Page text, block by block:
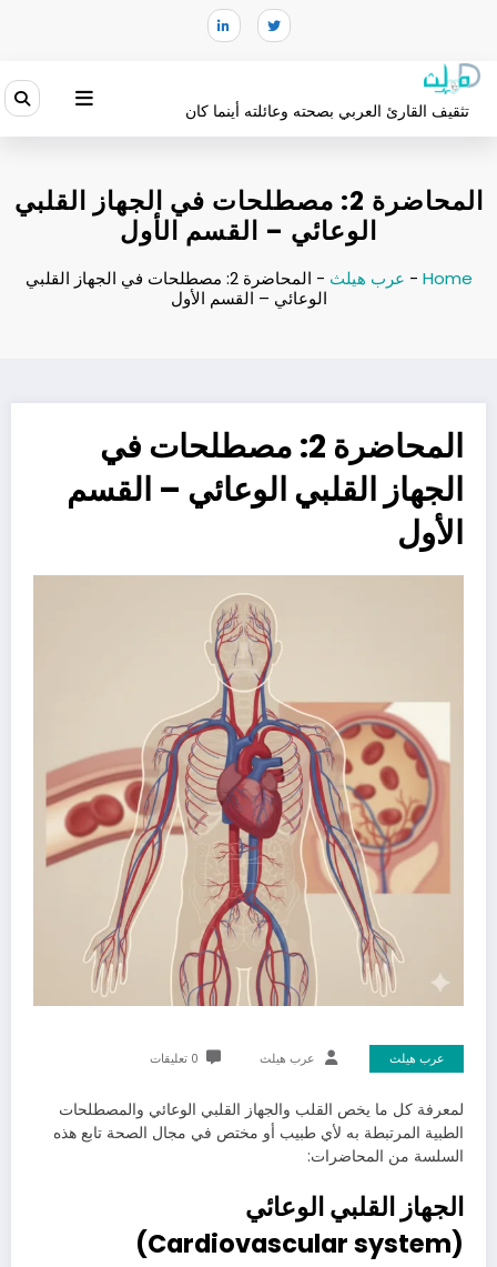
تثقيف القارئ العربي بصحته وعائلته أينما كان
المحاضرة 2: مصطلحات في الجهاز القلبي
الوعائي – القسم الأول
Home
- عرب هيلث -
المحاضرة 2: مصطلحات في الجهاز القلبي
الوعائي – القسم الأول
المحاضرة 2: مصطلحات في
الجهاز القلبي الوعائي – القسم
الأول
عرب هيلث عرب هيلث 0 تعليقات
لمعرفة كل ما يخص القلب والجهاز القلبي الوعائي والمصطلحات
الطبية المرتبطة به لأي طبيب أو مختص في مجال الصحة تابع هذه
السلسة من المحاضرات:
الجهاز القلبي الوعائي
(Cardiovascular system)